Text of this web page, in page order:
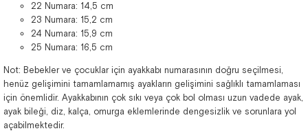
22 Numara: 14,5 cm
23 Numara: 15,2 cm
24 Numara: 15,9 cm
25 Numara: 16,5 cm
Not: Bebekler ve çocuklar için ayakkabı numarasının doğru seçilmesi,
henüz gelişimini tamamlamamış ayakların gelişimini sağlıklı tamamlaması
için önemlidir. Ayakkabının çok sıkı veya çok bol olması uzun vadede ayak,
ayak bileği, diz, kalça, omurga eklemlerinde dengesizlik ve sorunlara yol
açabilmektedir.